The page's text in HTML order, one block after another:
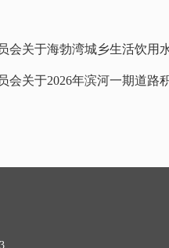
会关于海勃湾城乡生活饮用
会关于2026年滨河一期道路